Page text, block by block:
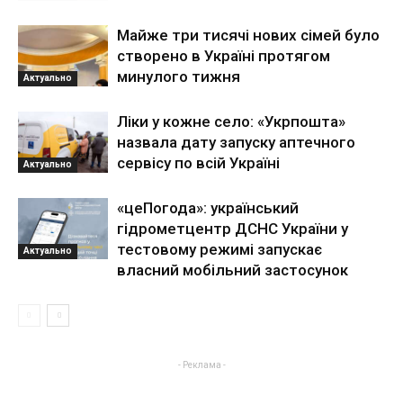
Актуально
Майже три тисячі нових сімей було
створено в Україні протягом
минулого тижня
Актуально
Ліки у кожне село: «Укрпошта»
назвала дату запуску аптечного
сервісу по всій Україні
Актуально
«цеПогода»: український
гідрометцентр ДСНС України у
тестовому режимі запускає
власний мобільний застосунок
- Реклама -